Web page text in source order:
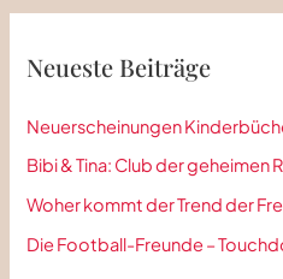
h
n
n
:
Neueste Beiträge
Neuerscheinungen
Bibi & Tina: Club der geheimen
Woher kommt der Trend der
Die Football-Freunde –